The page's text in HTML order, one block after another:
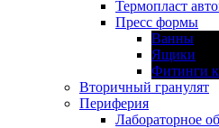
Термопласт
Пресс формы
Ванны
Ящики
Фитинги
Вторичный гранулят
Периферия
Лабораторное